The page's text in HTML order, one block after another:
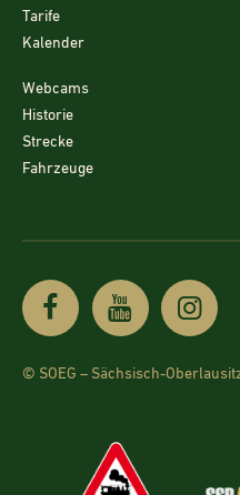
Tarife
Kalender
Webcams
Historie
Strecke
Fahrzeuge
© SOEG – Sächsisch-